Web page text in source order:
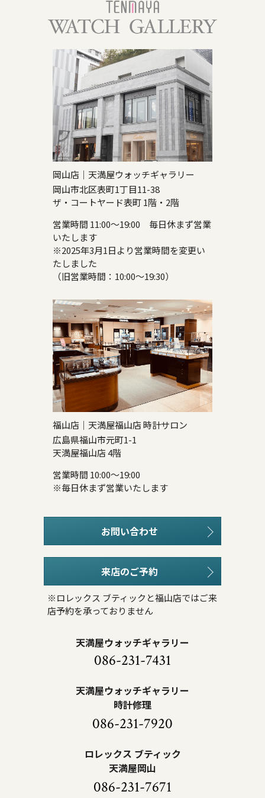
岡山店｜天満屋ウォッチギャラリー
岡山市北区表町1丁目11-38
ザ・コートヤード表町 1階・2階
営業時間 11:00～19:00 毎日休まず営業
いたします
※2025年3月1日より営業時間を変更い
たしました
（旧営業時間：10:00～19:30）
福山店｜天満屋福山店 時計サロン
広島県福山市元町1-1
天満屋福山店 4階
営業時間 10:00～19:00
※毎日休まず営業いたします
お問い合わせ
来店のご予約
※ロレックス ブティックと福山店ではご来
店予約を承っておりません
天満屋ウォッチギャラリー
086-231-7431
天満屋ウォッチギャラリー
時計修理
086-231-7920
ロレックス ブティック
天満屋岡山
086-231-7671